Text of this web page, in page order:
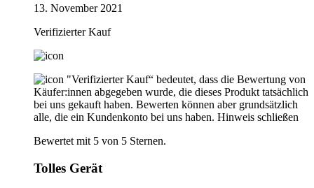
13. November 2021
Verifizierter Kauf
"Verifizierter Kauf“ bedeutet, dass die Bewertung von
Käufer:innen abgegeben wurde, die dieses Produkt tatsächlich
bei uns gekauft haben. Bewerten können aber grundsätzlich
alle, die ein Kundenkonto bei uns haben. Hinweis schließen
Bewertet mit 5 von 5 Sternen.
Tolles Gerät